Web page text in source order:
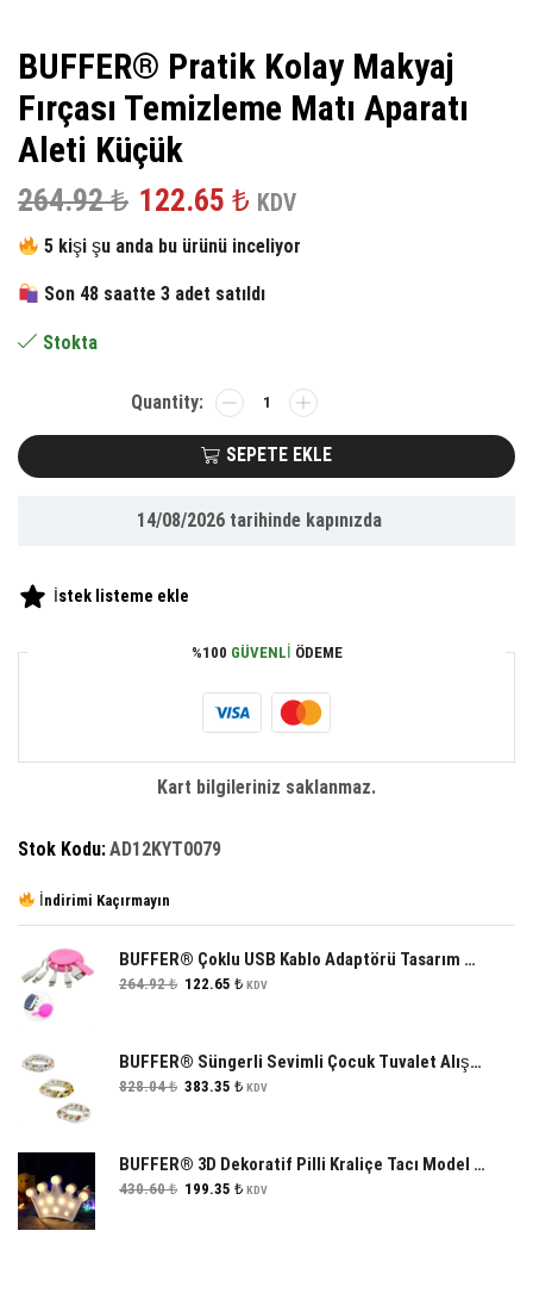
BUFFER® Pratik Kolay Makyaj
Fırçası Temizleme Matı Aparatı
Aleti Küçük
264.92₺ Orijinal
fiyat:
264.92 ₺.
122.65 ₺ Şu
andaki
fiyat:
KDV
5 kişi şu anda bu ürünü inceliyor
Son 48 saatte 3 adet satıldı
Stokta
BUFFER®
Pratik
Kolay
Makyaj
Temizleme
adet
SEPETE EKLE
14/08/2026 tarihinde kapınızda
İstek listeme ekle
%100 GÜVENLI ÖDEME
Kart bilgileriniz saklanmaz.
Stok Kodu:AD12KYT0079
İndirimi Kaçırmayın
BUFFER® Çoklu USB Kablo Adaptörü Tasarım Harikası Çoklu USB Kutusu
264.92₺ Orijinal
122.65 ₺Şu
KDV
BUFFER® Süngerli Sevimli Çocuk Tuvalet Alıştırıcı Klozet Eğitimi Adaptörü
828.04₺ Orijinal
383.35 ₺Şu
KDV
BUFFER® 3D Dekoratif Pilli Kraliçe Tacı Model Led Masa ve Gece Lambası
430.60₺ Orijinal
199.35 ₺ŞuKDV